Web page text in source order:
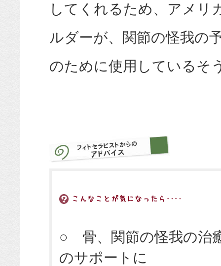
してくれるため、アメリ
ルダーが、関節の怪我の
のために使用しているそ
○ 骨、関節の怪我の治
のサポートに